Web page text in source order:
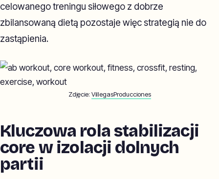
celowanego treningu siłowego z dobrze
zbilansowaną dietą pozostaje więc strategią nie do
zastąpienia.
Zdjęcie: VillegasProducciones
Kluczowa rola stabilizacji
core w izolacji dolnych
partii